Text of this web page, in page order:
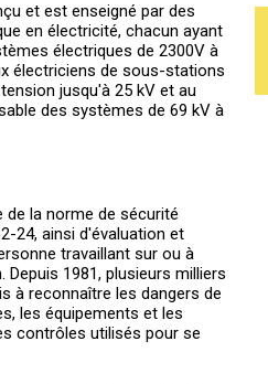
et est enseigné par des
en électricité, chacun ayant
électriques de 2300V à
électriciens de sous-stations
jusqu'à 25 kV et au
des systèmes de 69 kV à
la norme de sécurité
24, ainsi d'évaluation et
travaillant sur ou à
1981, plusieurs milliers
à reconnaître les dangers de
les équipements et les
contrôles utilisés pour se